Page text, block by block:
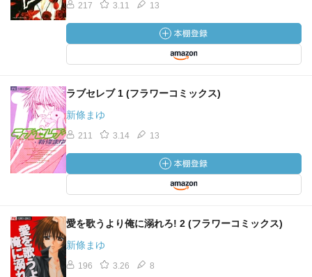
217 3.11 13
ラブセレブ 1 (フラワーコミックス)
新條まゆ
211 3.14 13
愛を歌うより俺に溺れろ! 2 (フラワーコミックス)
新條まゆ
196 3.26 8